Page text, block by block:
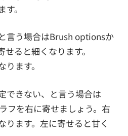
。
言う場合はBrush optionsか
ると細くなります。
ます。
できない、と言う場合は
フを右に寄せましょう。右
ります。左に寄せると甘く